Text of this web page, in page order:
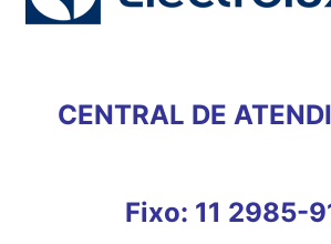
CENTRAL DE
Fixo: 11 2985-